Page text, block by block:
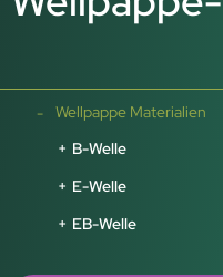
Wellpappe Materialien
B-Welle
E-Welle
EB-Welle